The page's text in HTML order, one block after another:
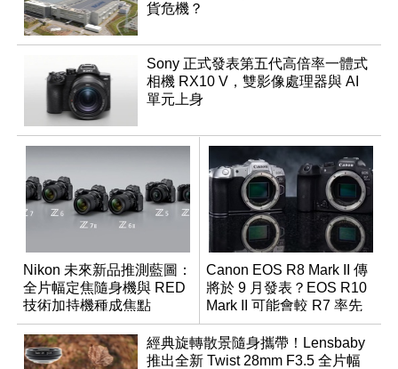
貨危機？
Sony 正式發表第五代高倍率一體式
相機 RX10 V，雙影像處理器與 AI
單元上身
Nikon 未來新品推測藍圖：
全片幅定焦隨身機與 RED
技術加持機種成焦點
Canon EOS R8 Mark II 傳
將於 9 月發表？EOS R10
Mark II 可能會較 R7 率先
推出
經典旋轉散景隨身攜帶！Lensbaby
推出全新 Twist 28mm F3.5 全片幅